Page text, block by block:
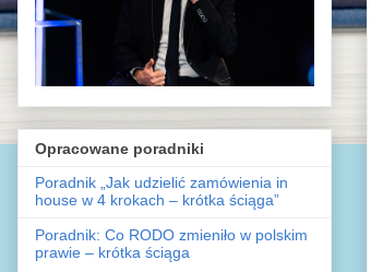
Opracowane poradniki
Poradnik „Jak udzielić zamówienia in
house w 4 krokach – krótka ściąga”
Poradnik: Co RODO zmieniło w polskim
prawie – krótka ściąga